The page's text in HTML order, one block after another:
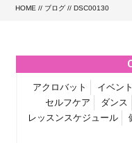
HOME // ブログ // DSC00130
アクロバット イベン
セルフケア
ダンス
レッスンスケジュール